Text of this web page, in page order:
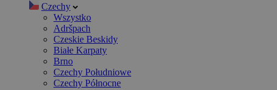
Czechy
Wszystko
Adršpach
Czeskie Beskidy
Białe Karpaty
Brno
Czechy Południowe
Czechy Północne